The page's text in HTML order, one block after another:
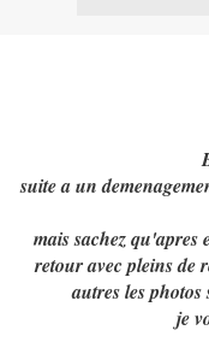
suite a un
mais sachez qu'apres
retour avec pleins de
autres les
je